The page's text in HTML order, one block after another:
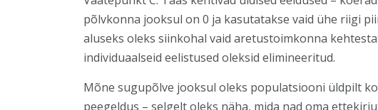
põlvkonna jooksul on 0 ja kasutatakse vaid ühe riigi
aluseks oleks siinkohal vaid aretustoimkonna
individuaalseid eelistused oleksid elimineeritud.
Mõne sugupõlve jooksul oleks populatsiooni üldpilt
peegeldus – selgelt oleks näha, mida nad oma